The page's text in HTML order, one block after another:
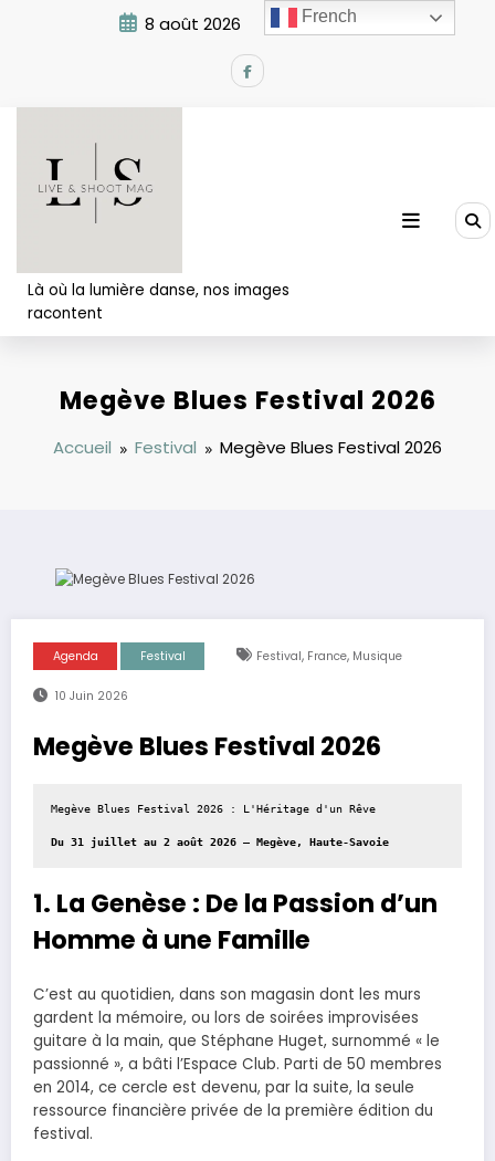
8 août 2026 3:17:33 AM
Là où la lumière danse, nos images
racontent
Megève Blues Festival 2026
Accueil Festival Megève Blues Festival 2026
Agenda Festival Festival, France, Musique
10 Juin 2026
Megève Blues Festival 2026
Megève Blues Festival 2026 : L'Héritage d'un Rêve
Du 31 juillet au 2 août 2026 – Megève, Haute-Savoie
1. La Genèse : De la Passion d’un
Homme à une Famille
C’est au quotidien, dans son magasin dont les murs
gardent la mémoire, ou lors de soirées improvisées
guitare à la main, que Stéphane Huget, surnommé « le
passionné », a bâti l’Espace Club. Parti de 50 membres
en 2014, ce cercle est devenu, par la suite, la seule
ressource financière privée de la première édition du
festival.
French